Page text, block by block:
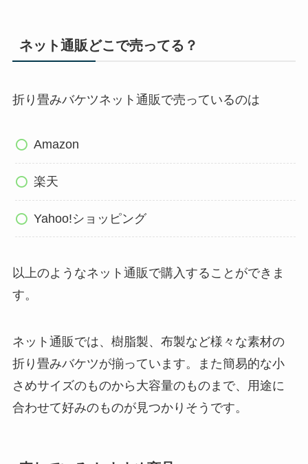
ネット通販どこで売ってる？
折り畳みバケツネット通販で売っているのは
Amazon
楽天
Yahoo!ショッピング
以上のようなネット通販で購入することができま
す。
ネット通販では、樹脂製、布製など様々な素材の
折り畳みバケツが揃っています。また簡易的な小
さめサイズのものから大容量のものまで、用途に
合わせて好みのものが見つかりそうです。